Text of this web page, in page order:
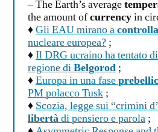
– The Earth’s average
the amount ofcurrencyin
♦Gli EAU mirano a
nucleare europea? ;
♦Il DRG ucraino ha tentato
regione diBelgorod ;
♦Europa in una fase
PM polacco Tusk ;
♦ Scozia, legge sui “crimini
libertàdi pensiero e parola ;